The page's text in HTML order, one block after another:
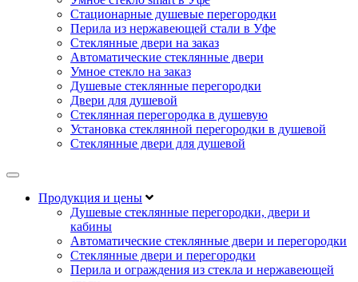
Стационарные душевые перегородки
Перила из нержавеющей стали в Уфе
Стеклянные двери на заказ
Автоматические стеклянные двери
Умное стекло на заказ
Душевые стеклянные перегородки
Двери для душевой
Стеклянная перегородка в душевую
Установка стеклянной перегородки в душевой
Стеклянные двери для душевой
Продукция и цены
Душевые стеклянные перегородки, двери и
кабины
Автоматические стеклянные двери и перегородки
Стеклянные двери и перегородки
Перила и ограждения из стекла и нержавеющей